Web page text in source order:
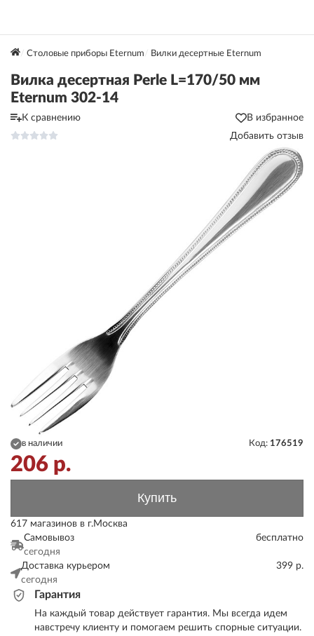
Столовые приборы Eternum Вилки десертные Eternum
Вилка десертная Perle L=170/50 мм
Eternum 302-14
К сравнению
В избранное
Добавить отзыв
в наличии Код: 176519
206 р.
Купить
617 магазинов в г.Москва
Самовывоз
сегодня
бесплатно
Доставка курьером
сегодня
399 р.
Гарантия
На каждый товар действует гарантия. Мы всегда идем
навстречу клиенту и помогаем решить спорные ситуации.